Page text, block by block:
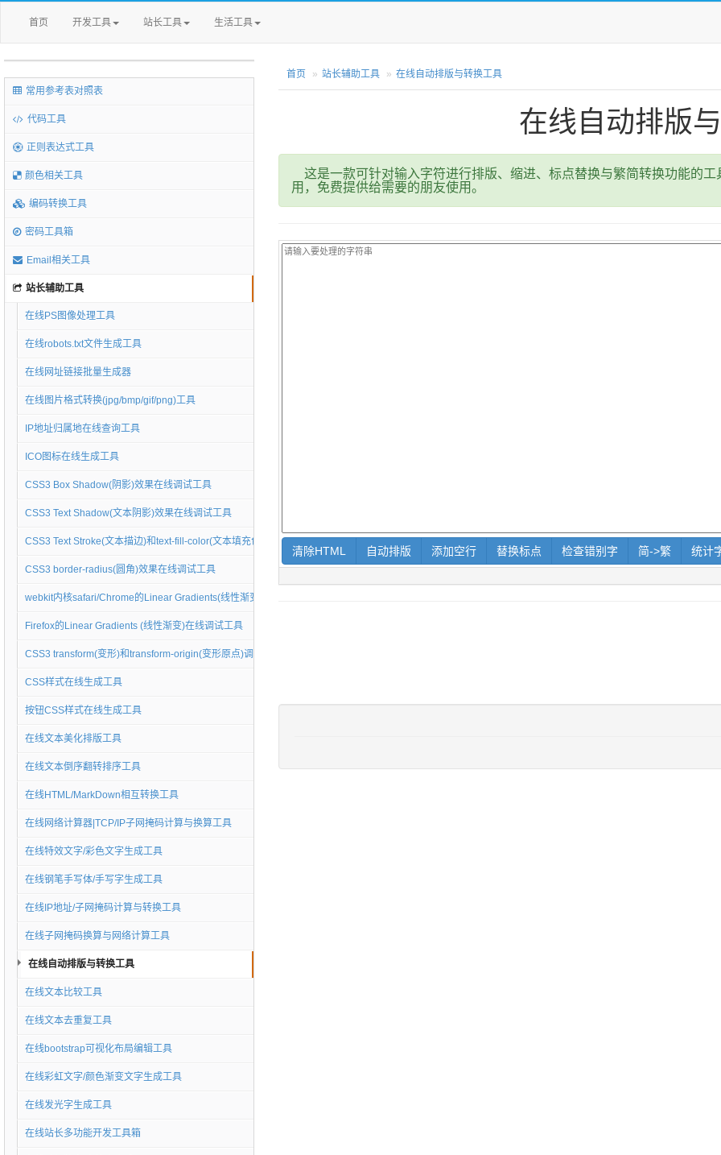
首页 开发工具 站长工具 生活工具
常用参考表对照表
代码工具
正则表达式工具
颜色相关工具
编码转换工具
密码工具箱
Email相关工具
站长辅助工具
在线PS图像处理工具
在线robots.txt文件生成工具
在线网址链接批量生成器
在线图片格式转换(jpg/bmp/gif/png)工具
IP地址归属地在线查询工具
ICO图标在线生成工具
CSS3 Box Shadow(阴影)效果在线调试工具
CSS3 Text Shadow(文本阴影)效果在线调试工具
CSS3 Text Stroke(文本描边)和text-fill-color(文本填充色)调试工具
CSS3 border-radius(圆角)效果在线调试工具
webkit内核safari/Chrome的Linear Gradients(线性渐变)在线调试工具
Firefox的Linear Gradients (线性渐变)在线调试工具
CSS3 transform(变形)和transform-origin(变形原点)调试工具
CSS样式在线生成工具
按钮CSS样式在线生成工具
在线文本美化排版工具
在线文本倒序翻转排序工具
在线HTML/MarkDown相互转换工具
在线网络计算器|TCP/IP子网掩码计算与换算工具
在线特效文字/彩色文字生成工具
在线钢笔手写体/手写字生成工具
在线IP地址/子网掩码计算与转换工具
在线子网掩码换算与网络计算工具
在线自动排版与转换工具
在线文本比较工具
在线文本去重复工具
在线bootstrap可视化布局编辑工具
在线彩虹文字/颜色渐变文字生成工具
在线发光字生成工具
在线站长多功能开发工具箱
首页 站长辅助工具 在线自动排版与转换工具
在线自动排版
这是一款可针对输入字符进行排版、缩进、标点替换与繁简转换功能的
用，免费提供给需要的朋友使用。